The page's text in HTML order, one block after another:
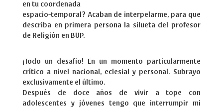
en tu coordenada
espacio-temporal? Acaban de interpelarme, para que
describa en primera persona la silueta del profesor
de Religión en BUP.
¡Todo un desafío! En un momento particularmente
crítico a nivel nacional, eclesial y personal. Subrayo
exclusivamente el último.
Después de doce años de vivir a tope con
adolescentes y jóvenes tengo que interrumpir mi